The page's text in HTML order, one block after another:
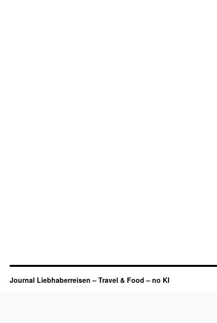
Journal Liebhaberreisen – Travel & Food – no KI